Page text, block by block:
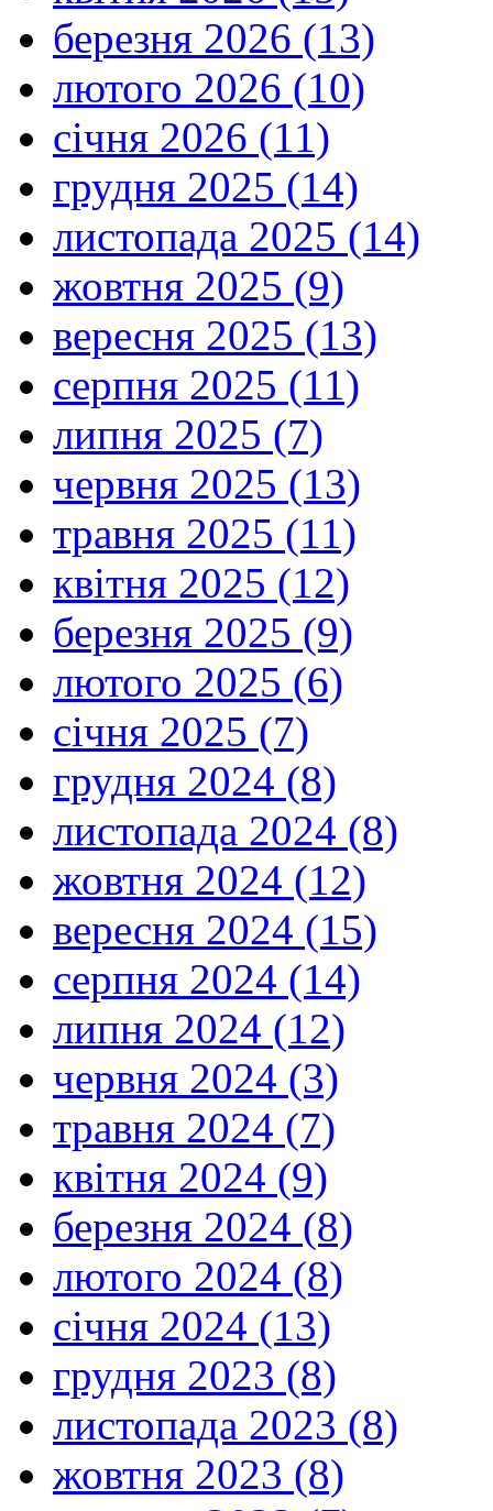
березня 2026 (13)
лютого 2026 (10)
січня 2026 (11)
грудня 2025 (14)
листопада 2025 (14)
жовтня 2025 (9)
вересня 2025 (13)
серпня 2025 (11)
липня 2025 (7)
червня 2025 (13)
травня 2025 (11)
квітня 2025 (12)
березня 2025 (9)
лютого 2025 (6)
січня 2025 (7)
грудня 2024 (8)
листопада 2024 (8)
жовтня 2024 (12)
вересня 2024 (15)
серпня 2024 (14)
липня 2024 (12)
червня 2024 (3)
травня 2024 (7)
квітня 2024 (9)
березня 2024 (8)
лютого 2024 (8)
січня 2024 (13)
грудня 2023 (8)
листопада 2023 (8)
жовтня 2023 (8)